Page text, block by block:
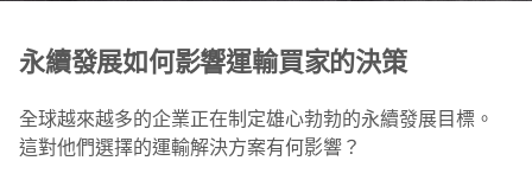
永續發展如何影響運輸買家的決策
全球越來越多的企業正在制定雄心勃勃的永續發展目標。
這對他們選擇的運輸解決方案有何影響？